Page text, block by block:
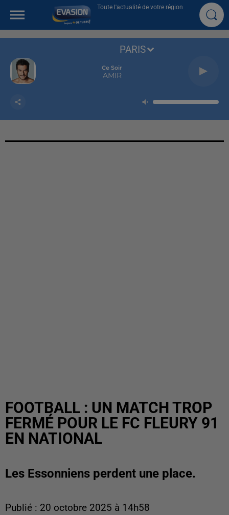
Toute l'actualité de votre région
Ce Soir
AMIR
PARIS
FOOTBALL : UN MATCH TROP
FERMÉ POUR LE FC FLEURY 91
EN NATIONAL
Les Essonniens perdent une place.
Publié : 20 octobre 2025 à 14h58